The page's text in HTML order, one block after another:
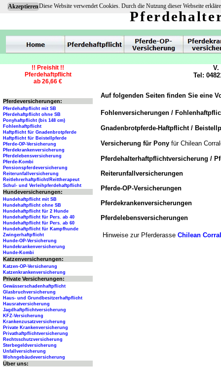
AkzeptierenDiese Website verwendet Cookies. Durch die Nutzung dieser Webseite
Auf folgenden Seiten finden Sie eine
Fohlenversicherungen /
Gnadenbrotpferde-Haftpflicht /
Versicherung für Pony für Chilean
Pferdehalterhaftpflichtversicherung /
Reiterunfallversicherungen
Pferde-OP-Versicherungen
Pferdekrankenversicherungen
Pferdelebensversicherungen
Hinweise zur Pferderasse Chilean
V.
Tel:
!! Preishit !!
Pferdehaftpflicht
ab 26,66 €
Pferdeversicherungen:
Pferdehaftpflicht mit SB
Pferdehaftpflicht ohne SB
Ponyhaftpflicht (bis 148 cm)
Fohlenhaftpflicht
Haftpflicht für Gnadenbrotpferde
Haftpflicht für Beistellpferde
Pferde-OP-Versicherung
Pferdekrankenversicherung
Pferdelebensversicherung
Pferde-Kombi
Pensionspferdeversicherung
Reiterunfallversicherung
Reitlehrerhaftpflicht/Reittherapeut
Schul- und Verleihpferdehaftpflicht
Hundeversicherungen:
Hundehaftpflicht mit SB
Hundehaftpflicht ohne SB
Hundehaftpflicht für 2 Hunde
Hundehaftpflicht für Pers. ab 40
Hundehaftpflicht für Pers. ab 60
Hundehaftpflicht für Kampfhunde
Zwingerhaftpflicht
Hunde-OP-Versicherung
Hundekrankenversicherung
Hunde-Kombi
Katzenversicherungen:
Katzen-OP-Versicherung
Katzenkrankenversicherung
Private Versicherungen:
Gewässerschadenhaftpflicht
Glasbruchversicherung
Haus- und Grundbesitzerhaftpflicht
Hausratversicherung
Jagdhaftpflichtversicherung
KFZ-Versicherung
Krankenzusatzversicherung
Private Krankenversicherung
Privathaftpflichtversicherung
Rechtsschutzversicherung
Sterbegeldversicherung
Unfallversicherung
Wohngebäudeversicherung
Über uns: